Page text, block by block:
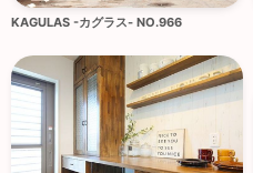
KAGULAS -カグラス- NO.966